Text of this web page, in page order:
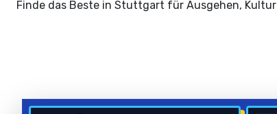
Finde das Beste in Stuttgart für Ausgehen,